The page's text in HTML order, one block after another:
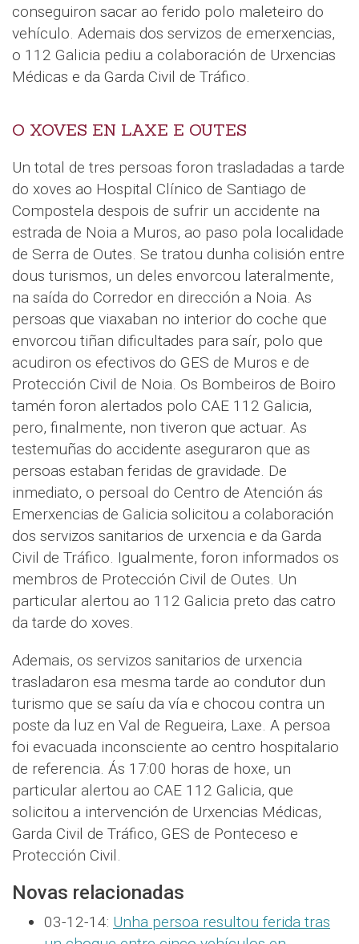
conseguiron sacar ao ferido polo maleteiro do
vehículo. Ademais dos servizos de emerxencias,
o 112 Galicia pediu a colaboración de Urxencias
Médicas e da Garda Civil de Tráfico.
O XOVES EN LAXE E OUTES
Un total de tres persoas foron trasladadas a tarde
do xoves ao Hospital Clínico de Santiago de
Compostela despois de sufrir un accidente na
estrada de Noia a Muros, ao paso pola localidade
de Serra de Outes. Se tratou dunha colisión entre
dous turismos, un deles envorcou lateralmente,
na saída do Corredor en dirección a Noia. As
persoas que viaxaban no interior do coche que
envorcou tiñan dificultades para saír, polo que
acudiron os efectivos do GES de Muros e de
Protección Civil de Noia. Os Bombeiros de Boiro
tamén foron alertados polo CAE 112 Galicia,
pero, finalmente, non tiveron que actuar. As
testemuñas do accidente aseguraron que as
persoas estaban feridas de gravidade. De
inmediato, o persoal do Centro de Atención ás
Emerxencias de Galicia solicitou a colaboración
dos servizos sanitarios de urxencia e da Garda
Civil de Tráfico. Igualmente, foron informados os
membros de Protección Civil de Outes. Un
particular alertou ao 112 Galicia preto das catro
da tarde do xoves.
Ademais, os servizos sanitarios de urxencia
trasladaron esa mesma tarde ao condutor dun
turismo que se saíu da vía e chocou contra un
poste da luz en Val de Regueira, Laxe. A persoa
foi evacuada inconsciente ao centro hospitalario
de referencia. Ás 17:00 horas de hoxe, un
particular alertou ao CAE 112 Galicia, que
solicitou a intervención de Urxencias Médicas,
Garda Civil de Tráfico, GES de Ponteceso e
Protección Civil.
Novas relacionadas
03-12-14: Unha persoa resultou ferida tras